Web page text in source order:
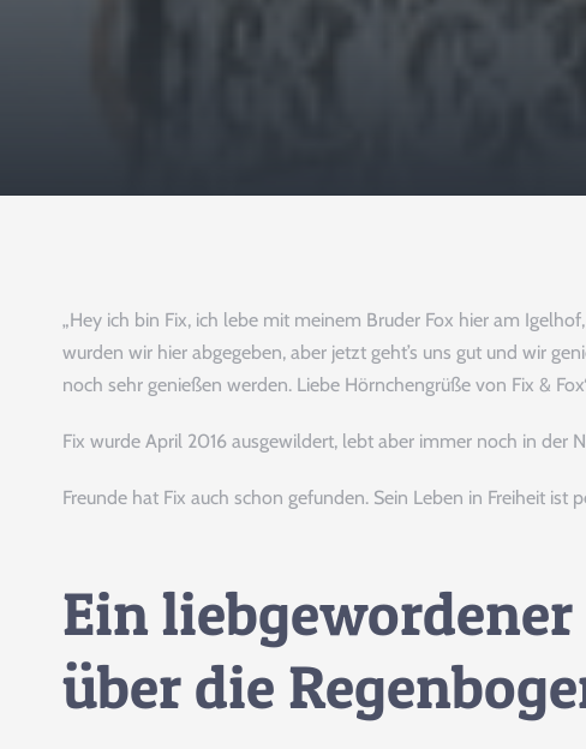
„Hey ich bin Fix, ich lebe mit meinem Bruder Fox hier am
wurden wir hier abgegeben, aber jetzt geht’s uns gut und wir
noch sehr genießen werden. Liebe Hörnchengrüße von Fix &
Fix wurde April 2016 ausgewildert, lebt aber immer noch in der
Freunde hat Fix auch schon gefunden. Sein Leben in Freiheit ist
Ein
über die